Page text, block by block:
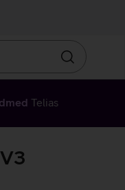
Otsin
Telias